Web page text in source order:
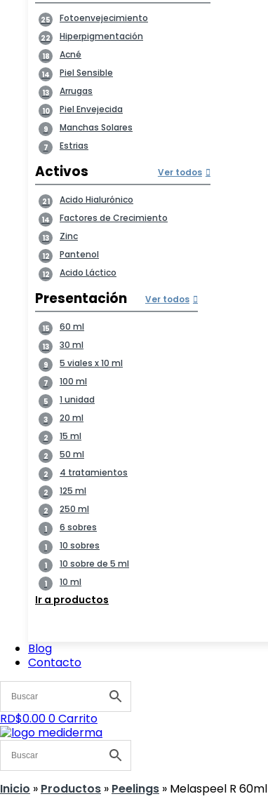
25 Fotoenvejecimiento
22 Hiperpigmentación
18 Acné
14 Piel Sensible
13 Arrugas
10 Piel Envejecida
9 Manchas Solares
7 Estrias
Activos Ver todos
21 Acido Hialurónico
14 Factores de Crecimiento
13 Zinc
12 Pantenol
12 Acido Láctico
Presentación Ver todos
15 60 ml
13 30 ml
9 5 viales x 10 ml
7 100 ml
5 1 unidad
3 20 ml
2 15 ml
2 50 ml
2 4 tratamientos
2 125 ml
2 250 ml
1 6 sobres
1 10 sobres
1 10 sobre de 5 ml
1 10 ml
Ir a productos
Blog
Contacto
RD$0.000Carrito
Inicio » Productos » Peelings » Melaspeel R 60ml